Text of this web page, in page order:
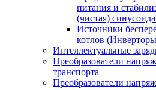
питания и
(чистая)
Источники
котлов
Интеллектуальные
Преобразователи
транспорта
Преобразователи